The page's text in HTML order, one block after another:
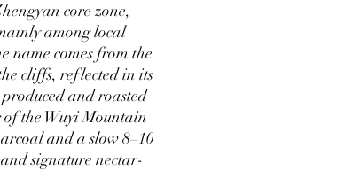
core zone,
among local
name comes from the
cliffs, reflected in its
and roasted
the Wuyi Mountain
and a slow 8–10
signature nectar-